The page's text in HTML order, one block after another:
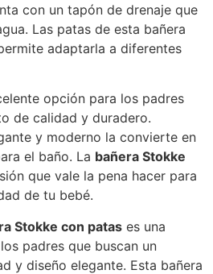
con un tapón de drenaje que
Las patas de esta bañera
adaptarla a diferentes
opción para los padres
de calidad y duradero.
y moderno la convierte en
el baño. La bañera Stokke
que vale la pena hacer para
de tu bebé.
Stokke con patas es una
padres que buscan un
y diseño elegante. Esta bañera